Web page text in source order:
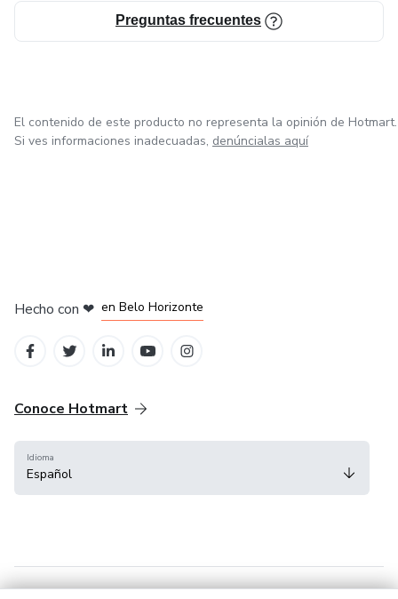
Preguntas frecuentes
El contenido de este producto no representa la opinión de Hotmart.
Si ves informaciones inadecuadas, denúncialas aquí
Hecho con ❤ en Belo Horizonte
Conoce Hotmart
Idioma
Español